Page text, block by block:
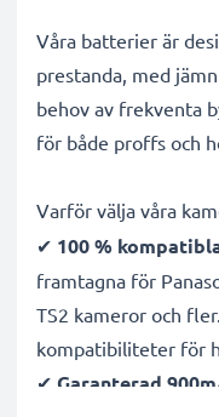
Våra batterier är
prestanda, med
behov av frekventa
för både proffs och
Varför välja våra
✔ 100 %
framtagna för
TS2 kameror och
kompatibiliteter för
✔ Garanterad